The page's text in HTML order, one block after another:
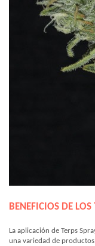
BENEFICIOS DE LOS
La aplicación de Terps
una variedad de